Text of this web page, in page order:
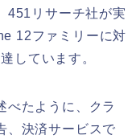
451リサーチ社が実
12ファミリーに対
しています。
べたように、クラ
、決済サービスで